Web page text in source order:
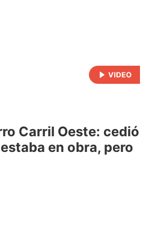
Carril Oeste: cedió
en obra, pero